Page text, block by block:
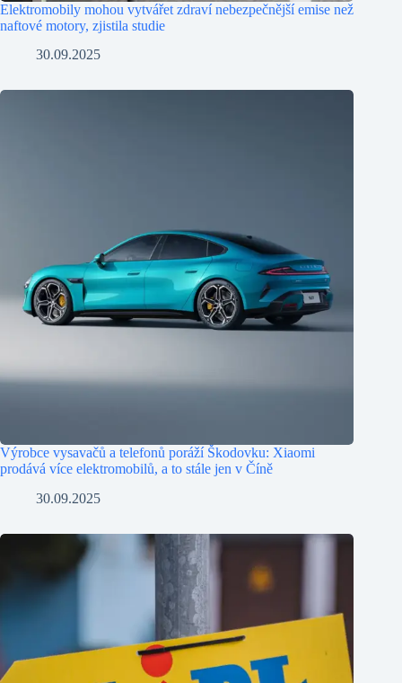
Elektromobily mohou vytvářet zdraví nebezpečnější emise než
naftové motory, zjistila studie
30.09.2025
Výrobce vysavačů a telefonů poráží Škodovku: Xiaomi
prodává více elektromobilů, a to stále jen v Číně
30.09.2025